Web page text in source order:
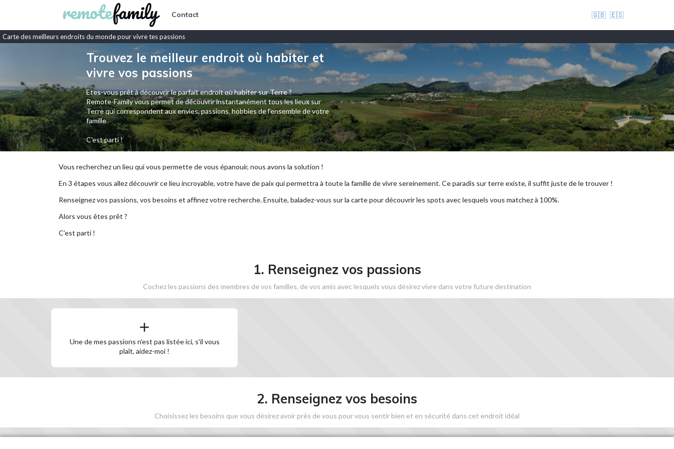
Contact 🇬🇧 🇪🇸
Carte des meilleurs endroits du monde pour vivre tes passions
Trouvez le meilleur endroit où habiter et
vivre vos passions
Etes-vous prêt à découvrir le parfait endroit où habiter sur Terre ?
Remote-Family vous permet de découvrir instantanément tous les lieux sur
Terre qui correspondent aux envies, passions, hobbies de l’ensemble de votre
famille
C'est parti !
Vous recherchez un lieu qui vous permette de vous épanouir, nous avons la solution !
En 3 étapes vous allez découvrir ce lieu incroyable, votre have de paix qui permettra à toute la famille de vivre sereinement. Ce paradis sur terre existe, il suffit juste de le trouver !
Renseignez vos passions, vos besoins et affinez votre recherche. Ensuite, baladez-vous sur la carte pour découvrir les spots avec lesquels vous matchez à 100%.
Alors vous êtes prêt ?
C’est parti !
1. Renseignez vos passions
Cochez les passions des membres de vos familles, de vos amis avec lesquels vous désirez vivre dans votre future destination
Une de mes passions n'est pas listée ici, s'il vous
plaît, aidez-moi !
2. Renseignez vos besoins
Choisissez les besoins que vous désirez avoir près de vous pour vous sentir bien et en sécurité dans cet endroit idéal